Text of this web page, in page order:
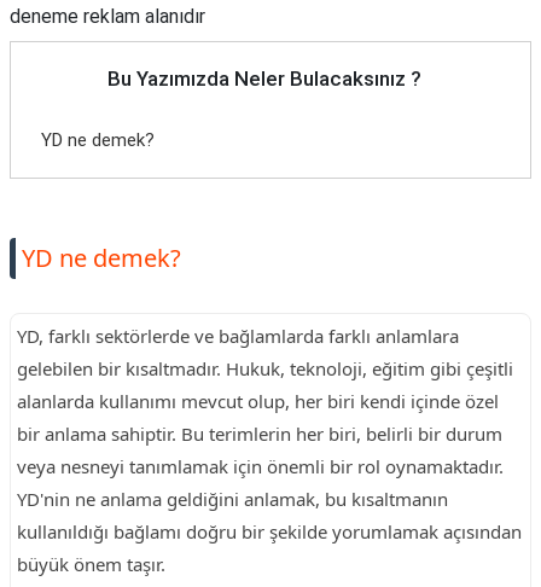
deneme reklam alanıdır
Bu Yazımızda Neler Bulacaksınız ?
YD ne demek?
YD ne demek?
YD, farklı sektörlerde ve bağlamlarda farklı anlamlara
gelebilen bir kısaltmadır. Hukuk, teknoloji, eğitim gibi çeşitli
alanlarda kullanımı mevcut olup, her biri kendi içinde özel
bir anlama sahiptir. Bu terimlerin her biri, belirli bir durum
veya nesneyi tanımlamak için önemli bir rol oynamaktadır.
YD'nin ne anlama geldiğini anlamak, bu kısaltmanın
kullanıldığı bağlamı doğru bir şekilde yorumlamak açısından
büyük önem taşır.